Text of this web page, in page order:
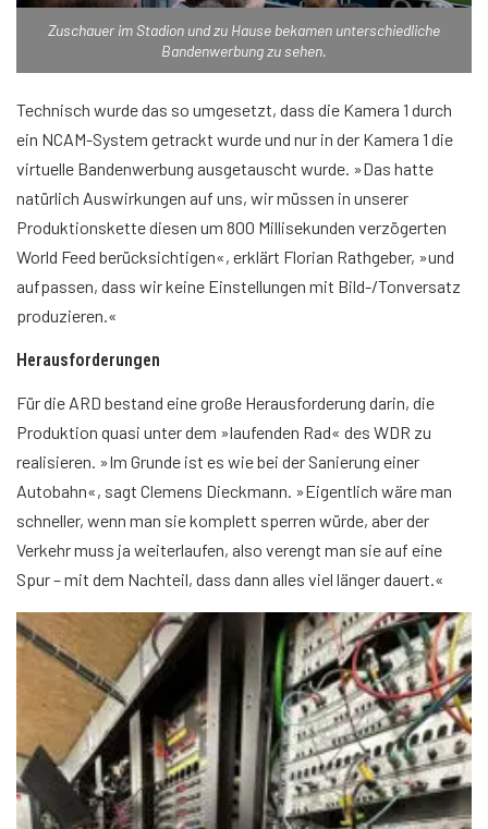
Zuschauer im Stadion und zu Hause bekamen unterschiedliche
Bandenwerbung zu sehen.
Technisch wurde das so umgesetzt, dass die Kamera 1 durch
ein NCAM-System getrackt wurde und nur in der Kamera 1 die
virtuelle Bandenwerbung ausgetauscht wurde. »Das hatte
natürlich Auswirkungen auf uns, wir müssen in unserer
Produktionskette diesen um 800 Millisekunden verzögerten
World Feed berücksichtigen«, erklärt Florian Rathgeber, »und
aufpassen, dass wir keine Einstellungen mit Bild-/Tonversatz
produzieren.«
Herausforderungen
Für die ARD bestand eine große Herausforderung darin, die
Produktion quasi unter dem »laufenden Rad« des WDR zu
realisieren. »Im Grunde ist es wie bei der Sanierung einer
Autobahn«, sagt Clemens Dieckmann. »Eigentlich wäre man
schneller, wenn man sie komplett sperren würde, aber der
Verkehr muss ja weiterlaufen, also verengt man sie auf eine
Spur – mit dem Nachteil, dass dann alles viel länger dauert.«